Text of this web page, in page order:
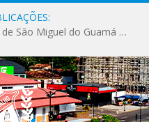
Milhares de fiéis tomam as ruas de São Miguel do Guamá em uma grande celebração de fé na Marcha para Jesus 2026.